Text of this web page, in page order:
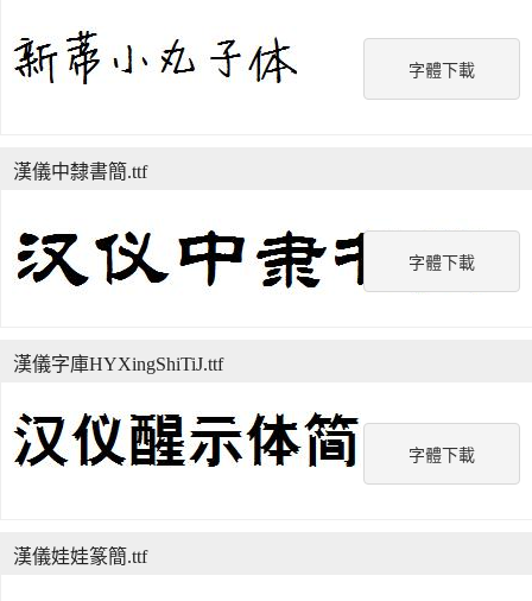
字體下載
字體下載
漢儀中隸書簡.ttf
字體下載
漢儀字庫HYXingShiTiJ.ttf
漢儀娃娃篆簡.ttf